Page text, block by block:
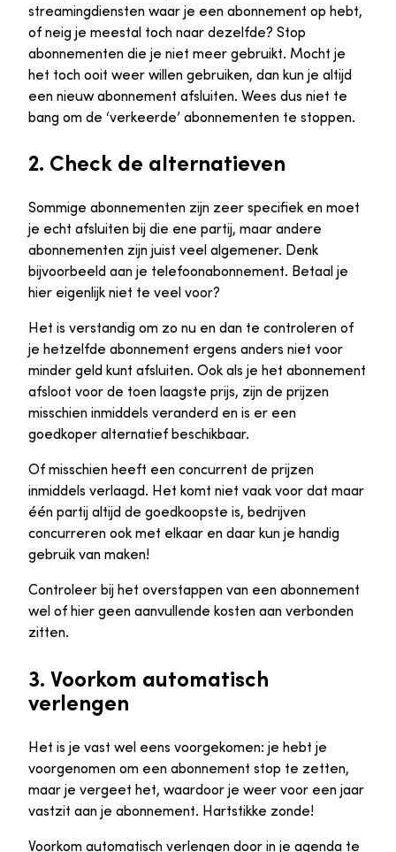
streamingdiensten waar je een abonnement op hebt,
of neig je meestal toch naar dezelfde? Stop
abonnementen die je niet meer gebruikt. Mocht je
het toch ooit weer willen gebruiken, dan kun je altijd
een nieuw abonnement afsluiten. Wees dus niet te
bang om de ‘verkeerde’ abonnementen te stoppen.
2. Check de alternatieven
Sommige abonnementen zijn zeer specifiek en moet
je echt afsluiten bij die ene partij, maar andere
abonnementen zijn juist veel algemener. Denk
bijvoorbeeld aan je telefoonabonnement. Betaal je
hier eigenlijk niet te veel voor?
Het is verstandig om zo nu en dan te controleren of
je hetzelfde abonnement ergens anders niet voor
minder geld kunt afsluiten. Ook als je het abonnement
afsloot voor de toen laagste prijs, zijn de prijzen
misschien inmiddels veranderd en is er een
goedkoper alternatief beschikbaar.
Of misschien heeft een concurrent de prijzen
inmiddels verlaagd. Het komt niet vaak voor dat maar
één partij altijd de goedkoopste is, bedrijven
concurreren ook met elkaar en daar kun je handig
gebruik van maken!
Controleer bij het overstappen van een abonnement
wel of hier geen aanvullende kosten aan verbonden
zitten.
3. Voorkom automatisch
verlengen
Het is je vast wel eens voorgekomen: je hebt je
voorgenomen om een abonnement stop te zetten,
maar je vergeet het, waardoor je weer voor een jaar
vastzit aan je abonnement. Hartstikke zonde!
Voorkom automatisch verlengen door in je agenda te